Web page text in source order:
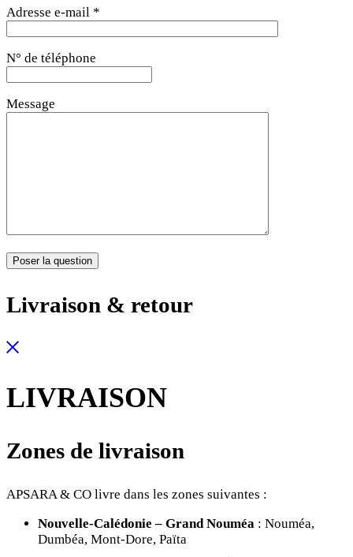
Adresse e-mail *
N° de téléphone
Message
Livraison & retour
LIVRAISON
Zones de livraison
APSARA & CO livre dans les zones suivantes :
Nouvelle-Calédonie – Grand Nouméa : Nouméa,
Dumbéa, Mont-Dore, Païta